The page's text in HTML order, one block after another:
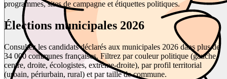
programmes, sites de campagne et étiquettes politiques.
Élections municipales 2026
Consultez les candidats déclarés aux municipales 2026 dans plus de
34 000 communes françaises. Filtrez par couleur politique (gauche,
centre, droite, écologistes, extrême-droite), par profil territorial
(urbain, périurbain, rural) et par taille de commune.